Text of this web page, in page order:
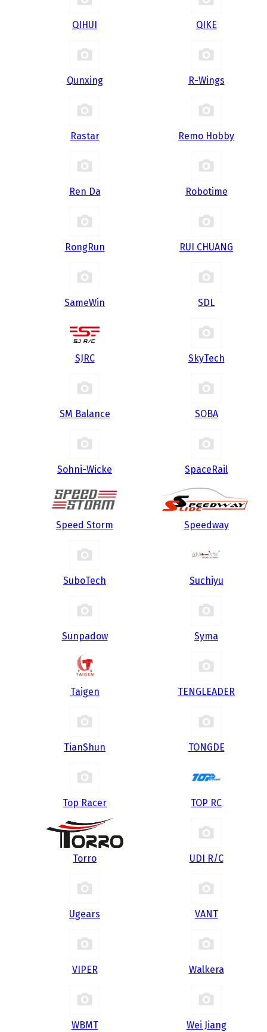
QIHUI QIKE
Qunxing R-Wings
Rastar Remo Hobby
Ren Da Robotime
RongRun RUI CHUANG
SameWin SDL
SJRC SkyTech
SM Balance SOBA
Sohni-Wicke SpaceRail
Speed Storm Speedway
SuboTech Suchiyu
Sunpadow Syma
Taigen TENGLEADER
TianShun TONGDE
Top Racer TOP RC
Torro UDI R/С
Ugears VANT
VIPER Walkera
WBMT Wei Jiang